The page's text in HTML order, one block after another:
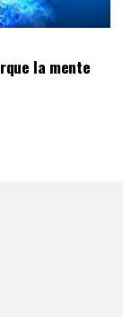
la mente